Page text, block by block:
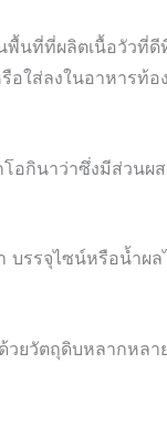
พื้นที่ที่ผลิตเนื้อวัวที่
ส่ลงในอาหารท้อง
อกินาว่าซึ่งมีส่วนผ
รรจุไซน์หรือน้ำผล
วยวัตถุดิบหลากหล